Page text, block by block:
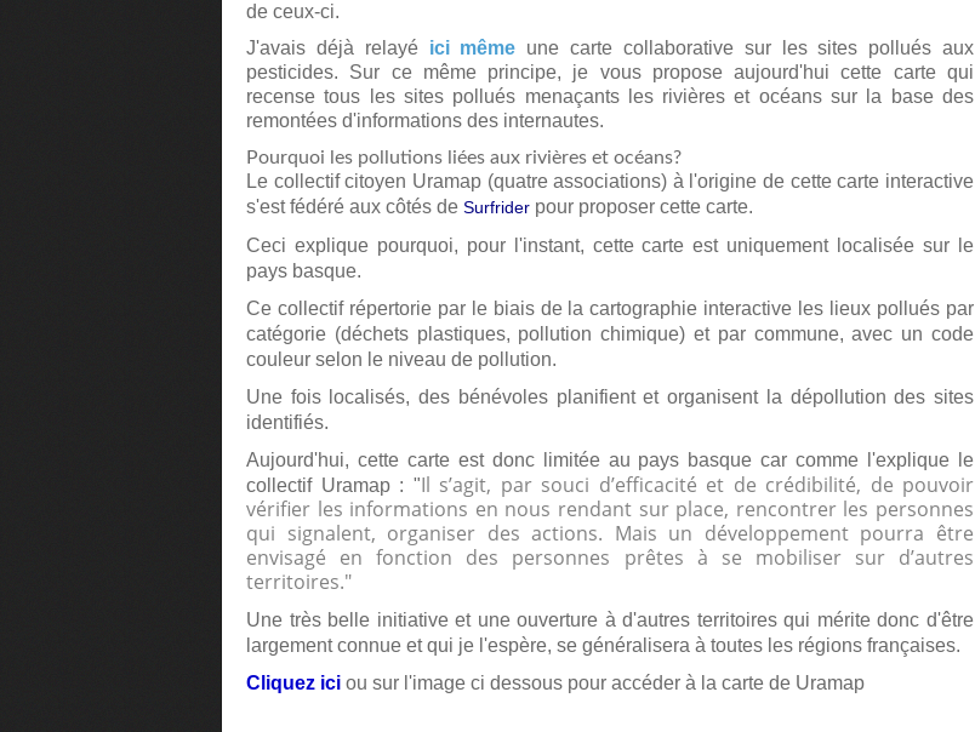
de ceux-ci.
J'avais déjà relayé ici même une carte collaborative sur les sites pollués aux
pesticides. Sur ce même principe, je vous propose aujourd'hui cette carte qui
recense tous les sites pollués menaçants les rivières et océans sur la base des
remontées d'informations des internautes.
Pourquoi les pollutions liées aux rivières et océans?
Le collectif citoyen Uramap (quatre associations) à l'origine de cette carte interactive
s'est fédéré aux côtés de Surfrider pour proposer cette carte.
Ceci explique pourquoi, pour l'instant, cette carte est uniquement localisée sur le
pays basque.
Ce collectif répertorie par le biais de la cartographie interactive les lieux pollués par
catégorie (déchets plastiques, pollution chimique) et par commune, avec un code
couleur selon le niveau de pollution.
Une fois localisés, des bénévoles planifient et organisent la dépollution des sites
identifiés.
Aujourd'hui, cette carte est donc limitée au pays basque car comme l'explique le
collectif Uramap : "Il s’agit, par souci d’efficacité et de crédibilité, de pouvoir
vérifier les informations en nous rendant sur place, rencontrer les personnes
qui signalent, organiser des actions. Mais un développement pourra être
envisagé en fonction des personnes prêtes à se mobiliser sur d’autres
territoires."
Une très belle initiative et une ouverture à d'autres territoires qui mérite donc d'être
largement connue et qui je l'espère, se généralisera à toutes les régions françaises.
Cliquez ici ou sur l'image ci dessous pour accéder à la carte de Uramap